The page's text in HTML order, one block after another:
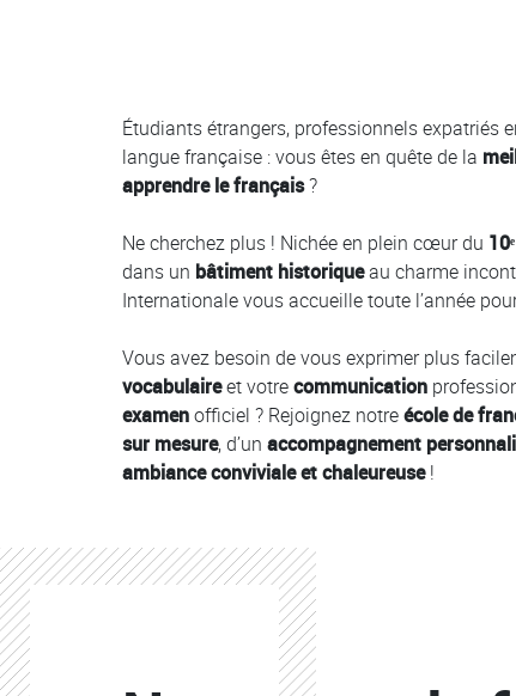
Colonne
Étudiants étrangers, professionnels expatriés
langue française : vous êtes en quête de la
apprendre le français?
Ne cherchez plus ! Nichée en plein cœur du
dans un bâtiment historiqueau charme
Internationale vous accueille toute l’année
Vous avez besoin de vous exprimer plus
vocabulaireet votrecommunication
examenofficiel ? Rejoignez notreécole de
sur mesure, d’un accompagnement
ambiance conviviale et chaleureuse!